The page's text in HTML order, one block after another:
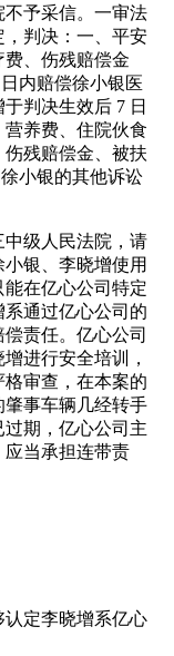
予采信。一审法
，判决：一、平安
、伤残赔偿金
内赔偿徐小银医
判决生效后 7 日
养费、住院伙食
残赔偿金、被扶
小银的其他诉讼
级人民法院，请
银、李晓增使用
在亿心公司特定
通过亿心公司的
责任。亿心公司
进行安全培训，
审查，在本案的
事车辆几经转手
期，亿心公司主
当承担连带责
定李晓增系亿心